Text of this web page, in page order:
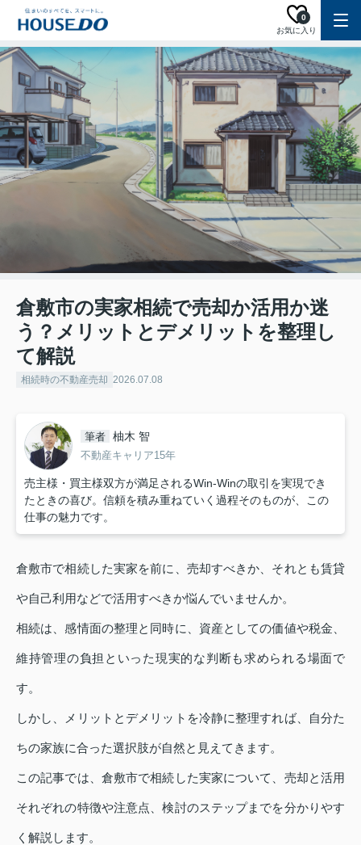
お気に入り
0
倉敷市の実家相続で売却か活用か迷
う？メリットとデメリットを整理し
て解説
相続時の不動産売却 2026.07.08
筆者 柚木 智
不動産キャリア15年
売主様・買主様双方が満足されるWin-Winの取引を実現でき
たときの喜び。信頼を積み重ねていく過程そのものが、この
仕事の魅力です。
倉敷市で相続した実家を前に、売却すべきか、それとも賃貸
や自己利用などで活用すべきか悩んでいませんか。
相続は、感情面の整理と同時に、資産としての価値や税金、
維持管理の負担といった現実的な判断も求められる場面で
す。
しかし、メリットとデメリットを冷静に整理すれば、自分た
ちの家族に合った選択肢が自然と見えてきます。
この記事では、倉敷市で相続した実家について、売却と活用
それぞれの特徴や注意点、検討のステップまでを分かりやす
く解説します。